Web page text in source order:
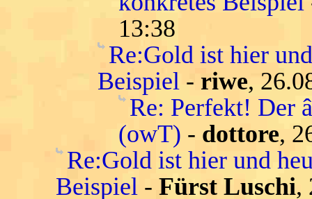
13:38
Re:Gold ist hier
Beispiel - riwe,
Re: Perfekt! Der
(owT) - dottore,
Re:Gold ist hier und
Beispiel - Fürst Luschi,